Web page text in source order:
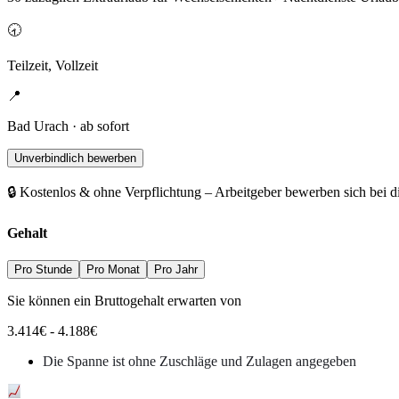
🕣
Teilzeit, Vollzeit
📍
Bad Urach · ab sofort
Unverbindlich bewerben
🔒 Kostenlos & ohne Verpflichtung – Arbeitgeber bewerben sich bei
Gehalt
Pro Stunde Pro Monat Pro Jahr
Sie können ein Bruttogehalt erwarten von
3.414€ - 4.188€
Die Spanne ist ohne Zuschläge und Zulagen angegeben